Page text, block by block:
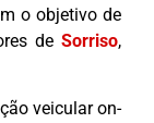
o objetivo de
de Sorriso,
veicular on-